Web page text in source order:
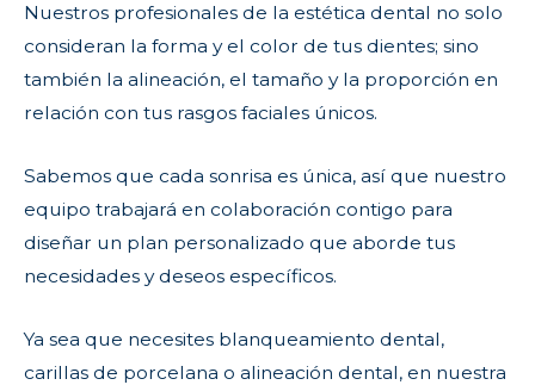
Nuestros profesionales de la estética dental no solo
consideran la forma y el color de tus dientes; sino
también la alineación, el tamaño y la proporción en
relación con tus rasgos faciales únicos.
Sabemos que cada sonrisa es única, así que nuestro
equipo trabajará en colaboración contigo para
diseñar un plan personalizado que aborde tus
necesidades y deseos específicos.
Ya sea que necesites blanqueamiento dental,
carillas de porcelana o alineación dental, en nuestra